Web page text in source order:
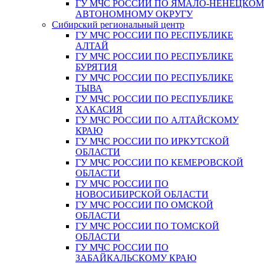
ГУ МЧС РОССИИ ПО ЯМАЛО-
АВТОНОМНОМУ ОКРУГУ
Сибирский региональный центр
ГУ МЧС РОССИИ ПО РЕСПУБЛИКЕ
АЛТАЙ
ГУ МЧС РОССИИ ПО РЕСПУБЛИКЕ
БУРЯТИЯ
ГУ МЧС РОССИИ ПО РЕСПУБЛИКЕ
ТЫВА
ГУ МЧС РОССИИ ПО РЕСПУБЛИКЕ
ХАКАСИЯ
ГУ МЧС РОССИИ ПО АЛТАЙСКОМУ
КРАЮ
ГУ МЧС РОССИИ ПО ИРКУТСКОЙ
ОБЛАСТИ
ГУ МЧС РОССИИ ПО КЕМЕРОВСКОЙ
ОБЛАСТИ
ГУ МЧС РОССИИ ПО
НОВОСИБИРСКОЙ ОБЛАСТИ
ГУ МЧС РОССИИ ПО ОМСКОЙ
ОБЛАСТИ
ГУ МЧС РОССИИ ПО ТОМСКОЙ
ОБЛАСТИ
ГУ МЧС РОССИИ ПО
ЗАБАЙКАЛЬСКОМУ КРАЮ